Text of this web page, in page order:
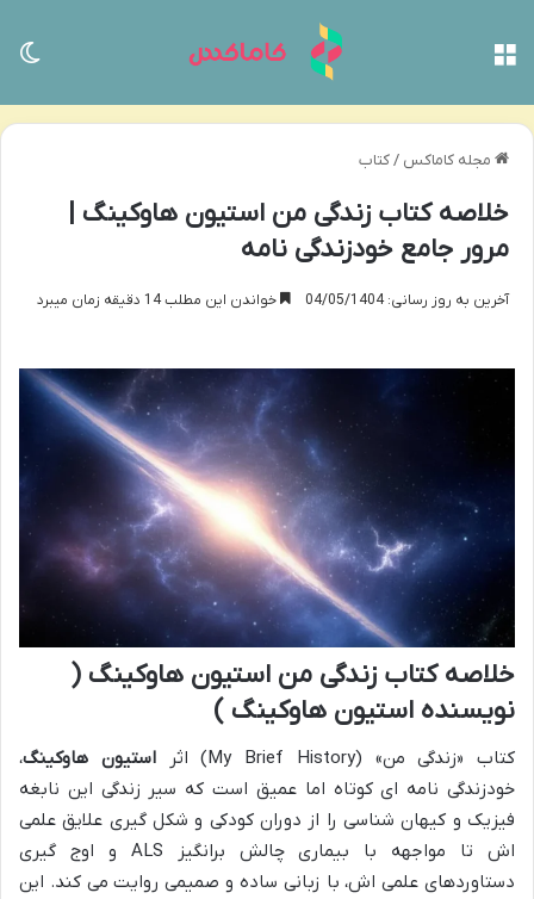
مجله کاماکس /کتاب
خلاصه کتاب زندگی من استیون هاوکینگ |
مرور جامع خودزندگی نامه
آخرین به روز رسانی: 04/05/1404 خواندن این مطلب 14 دقیقه زمان میبرد
خلاصه کتاب زندگی من استیون هاوکینگ (
نویسنده استیون هاوکینگ )
کتاب «زندگی من» (My Brief History) اثر استیون هاوکینگ،
خودزندگی نامه ای کوتاه اما عمیق است که سیر زندگی این نابغه
فیزیک و کیهان شناسی را از دوران کودکی و شکل گیری علایق علمی
اش تا مواجهه با بیماری چالش برانگیز ALS و اوج گیری
دستاوردهای علمی اش، با زبانی ساده و صمیمی روایت می کند. این